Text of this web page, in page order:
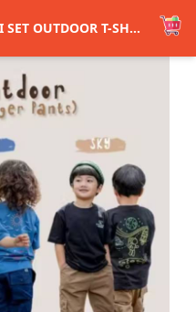
SETELAN ANAK LAKI LAKI SET OUTDOOR T-SHIRT JOGGER PANTS ANAK LAKI LAKI HOOFLA USIA 3-12 TAHUN